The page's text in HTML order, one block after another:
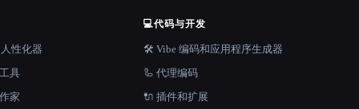
性化器
具
家
💻代码与开发
🛠️ Vibe 编码和应用程序生成器
🦾 代理编码
🔌 插件和扩展